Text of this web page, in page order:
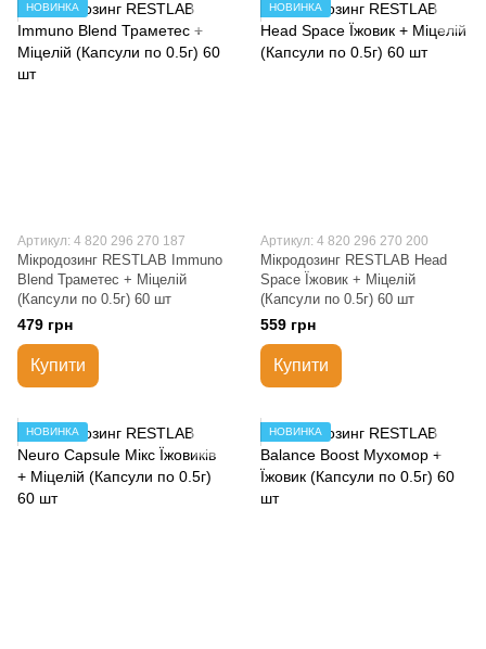
НОВИНКА
Артикул: 4 820 296 270 187
Мікродозинг RESTLAB Immuno
Blend Траметес + Міцелій
(Капсули по 0.5г) 60 шт
479 грн
Купити
НОВИНКА
Артикул: 4 820 296 270 200
Мікродозинг RESTLAB Head
Space Їжовик + Міцелій
(Капсули по 0.5г) 60 шт
559 грн
Купити
НОВИНКА НОВИНКА